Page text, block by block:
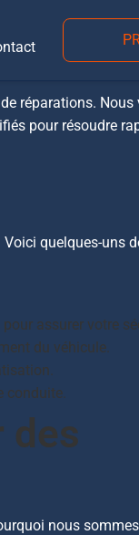
réparations.
pour résoudre
quelques-uns
assurer votre
du véhicule.
conduite.
des
nous